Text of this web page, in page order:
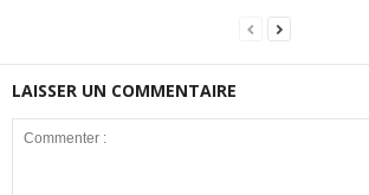
LAISSER UN COMMENTAIRE